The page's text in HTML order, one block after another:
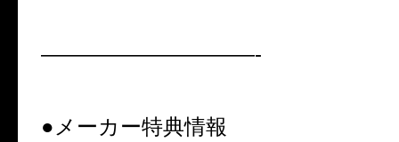
——————————-
●メーカー特典情報